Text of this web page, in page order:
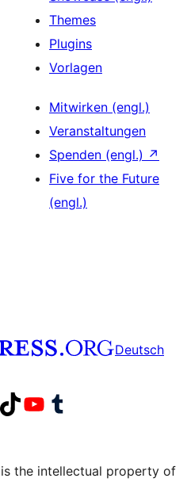
Themes
Plugins
Vorlagen
Mitwirken (engl.)
Veranstaltungen
Spenden (engl.) ↗
Five for the Future
(engl.)
Deutsch
besuchen
Konto besuchen
Unser TikTok-Konto besuchen
Unseren YouTube-Kanal besuchen
Unser Tumblr-Konto besuchen
the intellectual property of